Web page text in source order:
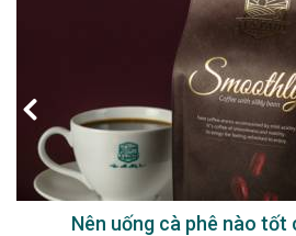
Nên uống cà phê nào tốt